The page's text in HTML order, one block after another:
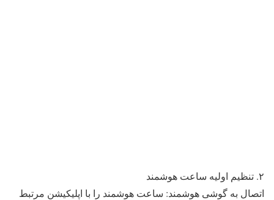
۲. تنظیم اولیه ساعت هوشمند
اتصال به گوشی هوشمند: ساعت هوشمند را با اپلیکیشن مرتبط